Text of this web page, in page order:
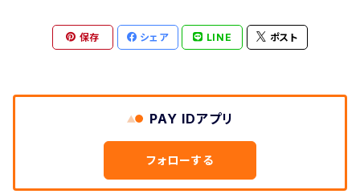
DEFEET/デフィート
DIXNA/ディズナ
DKG/ディーケージー
アクセサリー
保存 シェア LINE ポスト
PAY IDアプリ
フォローする